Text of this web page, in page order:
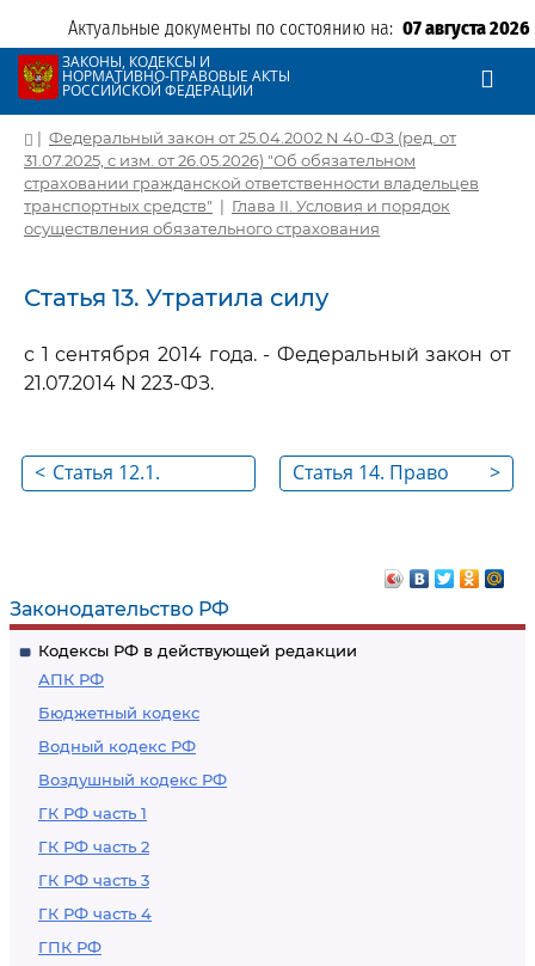
Актуальные документы по состоянию на: 07 августа 2026
ЗАКОНЫ, КОДЕКСЫ И
НОРМАТИВНО-ПРАВОВЫЕ АКТЫ
РОССИЙСКОЙ ФЕДЕРАЦИИ
Законодательство РФ
Кодексы РФ в действующей редакции
АПК РФ
Бюджетный кодекс
Водный кодекс РФ
Воздушный кодекс РФ
ГК РФ часть 1
ГК РФ часть 2
ГК РФ часть 3
ГК РФ часть 4
ГПК РФ
| Федеральный закон от 25.04.2002 N 40-ФЗ (ред. от
31.07.2025, с изм. от 26.05.2026) "Об обязательном
страховании гражданской ответственности владельцев
транспортных средств" | Глава II. Условия и порядок
осуществления обязательного страхования
Статья 13. Утратила силу
с 1 сентября 2014 года. - Федеральный закон от
21.07.2014 N 223-ФЗ.
< Статья 12.1.
средства
>
Статья 14. Право
страховщика к лицу,
причинившему
вред